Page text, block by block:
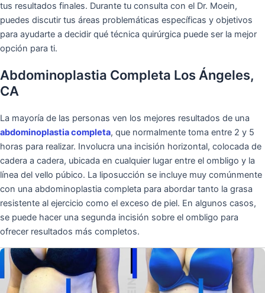
tus resultados finales. Durante tu consulta con el Dr. Moein,
puedes discutir tus áreas problemáticas específicas y objetivos
para ayudarte a decidir qué técnica quirúrgica puede ser la mejor
opción para ti.
Abdominoplastia Completa Los Ángeles,
CA
La mayoría de las personas ven los mejores resultados de una
abdominoplastia completa, que normalmente toma entre 2 y 5
horas para realizar. Involucra una incisión horizontal, colocada de
cadera a cadera, ubicada en cualquier lugar entre el ombligo y la
línea del vello púbico. La liposucción se incluye muy comúnmente
con una abdominoplastia completa para abordar tanto la grasa
resistente al ejercicio como el exceso de piel. En algunos casos,
se puede hacer una segunda incisión sobre el ombligo para
ofrecer resultados más completos.